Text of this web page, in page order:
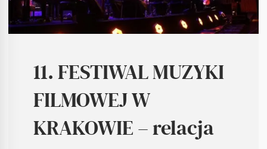
11. FESTIWAL MUZYKI
FILMOWEJ W
KRAKOWIE – relacja